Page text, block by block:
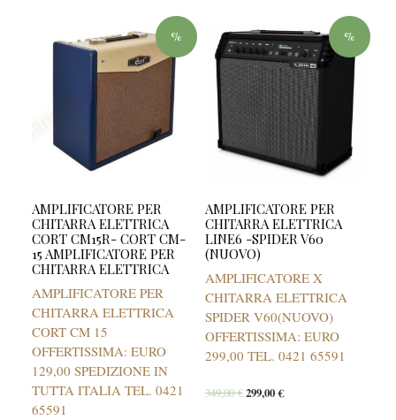
%
AMPLIFICATORE PER
CHITARRA ELETTRICA
CORT CM15R- CORT CM-
15 AMPLIFICATORE PER
CHITARRA ELETTRICA
AMPLIFICATORE PER
CHITARRA ELETTRICA
CORT CM 15
OFFERTISSIMA: EURO
129,00 SPEDIZIONE IN
TUTTA ITALIA TEL. 0421
65591
%
AMPLIFICATORE PER
CHITARRA ELETTRICA
LINE6 -SPIDER V60
(NUOVO)
AMPLIFICATORE X
CHITARRA ELETTRICA
SPIDER V60(NUOVO)
OFFERTISSIMA: EURO
299,00 TEL. 0421 65591
349,00€299,00€